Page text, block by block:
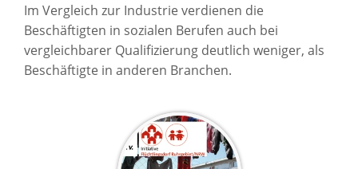
Im Vergleich zur Industrie verdienen die
Beschäftigten in sozialen Berufen auch bei
vergleichbarer Qualifizierung deutlich weniger, als
Beschäftigte in anderen Branchen.